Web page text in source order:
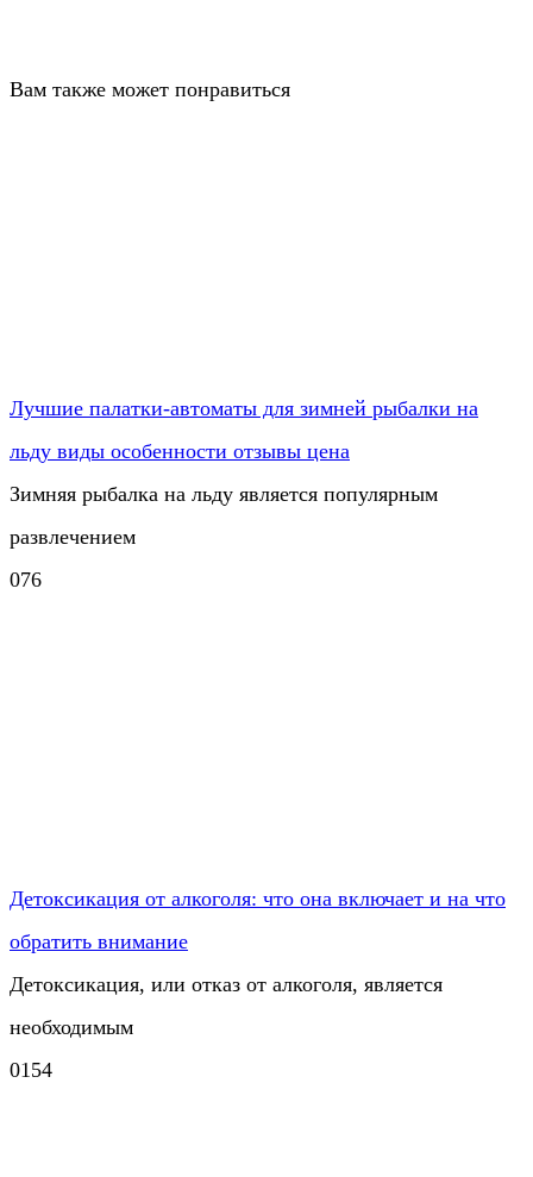
Вам также может понравиться
Лучшие палатки-автоматы для зимней рыбалки на
льду виды особенности отзывы цена
Зимняя рыбалка на льду является популярным
развлечением
076
Детоксикация от алкоголя: что она включает и на что
обратить внимание
Детоксикация, или отказ от алкоголя, является
необходимым
0154